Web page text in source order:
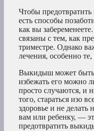
Чтобы
есть способы
как вы
связаны с тем, как
триместре. Однако
лечения, особенно
Выкидыш может
избежать его можно
просто случаются, и
того, стараться изо
здоровье и не делать
вам или ребенку, —
предотвратить